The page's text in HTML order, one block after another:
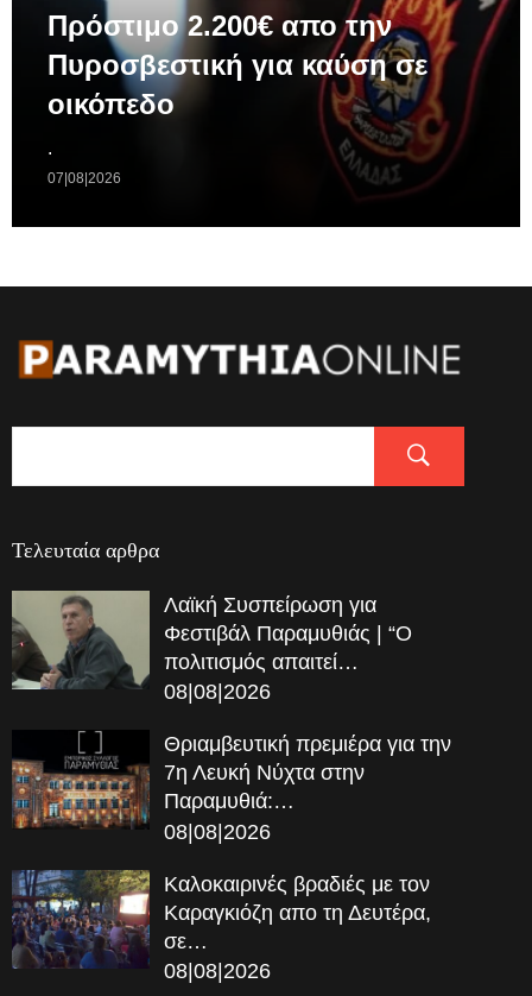
Πρόστιμο 2.200€ απο την
Πυροσβεστική για καύση σε
οικόπεδο
.
07|08|2026
Τελευταία αρθρα
Λαϊκή Συσπείρωση για
Φεστιβάλ Παραμυθιάς | “Ο
πολιτισμός απαιτεί…
08|08|2026
Θριαμβευτική πρεμιέρα για την
7η Λευκή Νύχτα στην
Παραμυθιά:…
08|08|2026
Καλοκαιρινές βραδιές με τον
Καραγκιόζη απο τη Δευτέρα,
σε…
08|08|2026